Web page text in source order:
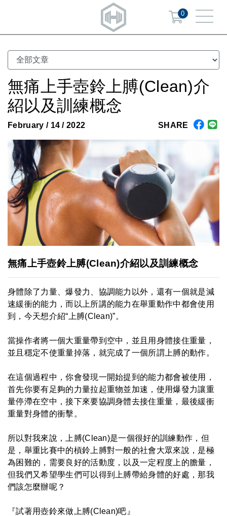
0
無痛上手壺鈴上膊(Clean)介
紹以及訓練概念
February / 14 / 2022 SHARE
無痛上手壺鈴上膊(Clean)介紹以及訓練概念
身體除了力量、爆發力、協調能力以外，還有一個就是減
速緩衝的能力，而以上所講的能力在舉重動作中都會使用
到，今天想介紹“上膊(Clean)”。
當操作者將一個大重量帶到空中，並且用身體接住重量，
並且穩定不使重量掉落，就完成了一個所謂上膊的動作。
在這個過程中，你會發現一開始提到的能力都會被使用，
首先你要有足夠的力量拉起重物並加速，使用爆發力讓重
量停滯在空中，接下來要協調身體去接住重量，最後緩衝
重量對身體的衝擊。
所以對我來說，上膊(Clean)是一個很好的訓練動作，但
是，舉重比賽中的槓鈴上膊對一般的社會大眾來說，是極
為困難的，需要良好的活動度，以及一定程度上的膽量，
但我們又希望學生們可以得到上膊帶給身體的好處，那我
們該怎麼辦呢？
『試著用壺鈴來做上膊(Clean)吧』